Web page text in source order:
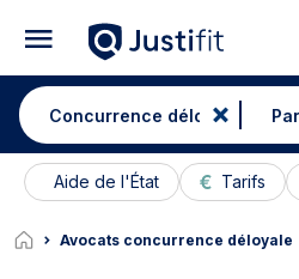
Aide de l'État Tarifs
Avocats concurrence déloyale